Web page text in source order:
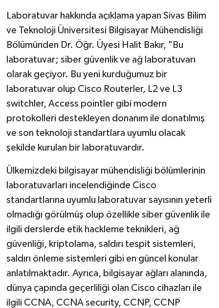
Laboratuvar hakkında açıklama yapan Sivas Bilim
ve Teknoloji Üniversitesi Bilgisayar Mühendisliği
Bölümünden Dr. Öğr. Üyesi Halit Bakır, "Bu
laboratuvar; siber güvenlik ve ağ laboratuvarı
olarak geçiyor. Bu yeni kurduğumuz bir
laboratuvar olup Cisco Routerler, L2 ve L3
switchler, Access pointler gibi modern
protokolleri destekleyen donanım ile donatılmış
ve son teknoloji standartlara uyumlu olacak
şekilde kurulan bir laboratuvardır.
Ülkemizdeki bilgisayar mühendisliği bölümlerinin
laboratuvarları incelendiğinde Cisco
standartlarına uyumlu laboratuvar sayısının yeterli
olmadığı görülmüş olup özellikle siber güvenlik ile
ilgili derslerde etik hackleme teknikleri, ağ
güvenliği, kriptolama, saldırı tespit sistemleri,
saldırı önleme sistemleri gibi en güncel konular
anlatılmaktadır. Ayrıca, bilgisayar ağları alanında,
dünya çapında geçerliliği olan Cisco cihazları ile
ilgili CCNA, CCNA security, CCNP, CCNP